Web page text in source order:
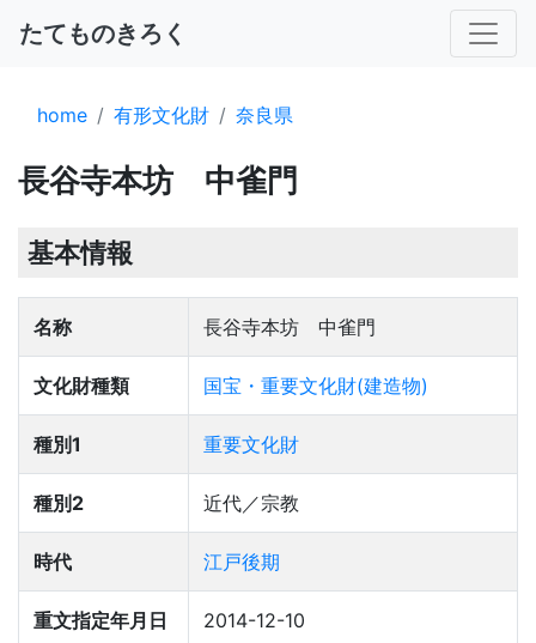
たてものきろく
home 有形文化財 奈良県
長谷寺本坊 中雀門
基本情報
名称 長谷寺本坊 中雀門
文化財種類 国宝・重要文化財(建造物)
種別1 重要文化財
種別2 近代／宗教
時代 江戸後期
重文指定年月日 2014-12-10